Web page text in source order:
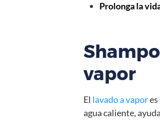
Prolonga la
vapor
El lavado a vapor
agua caliente,